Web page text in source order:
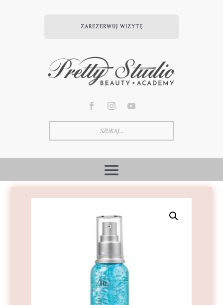
ZAREZERWUJ WIZYTĘ